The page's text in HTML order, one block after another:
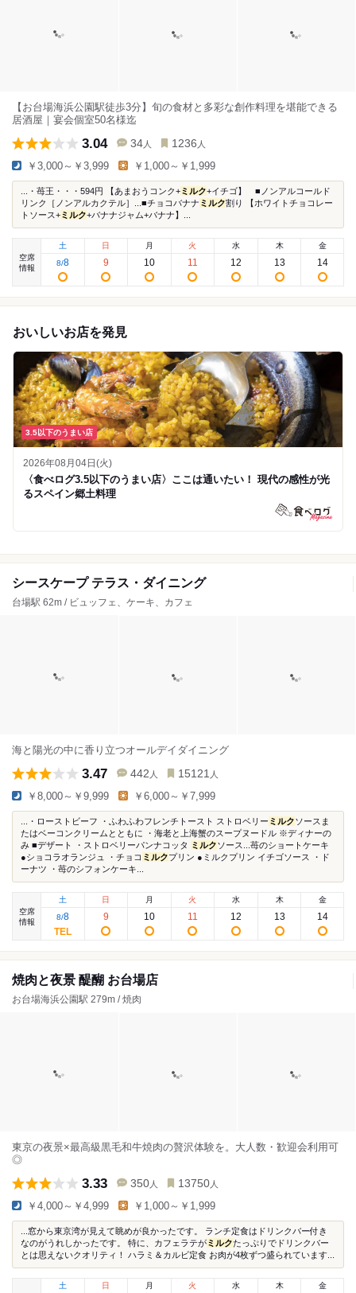
【お台場海浜公園駅徒歩3分】旬の食材と多彩な創作料理を堪能できる
居酒屋｜宴会個室50名様迄
3.04 34 人 1236 人
￥3,000～￥3,999 ￥1,000～￥1,999
...・苺王・・・594円 【あまおうコンク+ミルク+イチゴ】 ■ノンアルコールド
リンク［ノンアルカクテル］...■チョコバナナ ミルク割り 【ホワイトチョコレー
トソース+ミルク+バナナジャム+バナナ】...
空席
情報
土
8/8
日
9
月
10
火
11
水
12
木
13
金
14
おいしいお店を発見
3.5以下のうまい店
2026年08月04日(火)
〈食べログ3.5以下のうまい店〉ここは通いたい！ 現代の感性が光
るスペイン郷土料理
シースケープ テラス・ダイニング
台場駅 62m / ビュッフェ、ケーキ、カフェ
海と陽光の中に香り立つオールデイダイニング
3.47 442 人 15121 人
￥8,000～￥9,999 ￥6,000～￥7,999
...・ローストビーフ ・ふわふわフレンチトースト ストロベリー ミルクソースま
たはベーコンクリームとともに ・海老と上海蟹のスープヌードル ※ディナーの
み ■デザート ・ストロベリーパンナコッタ ミルクソース...苺のショートケーキ
●ショコラオランジュ ・チョコ ミルクプリン ●ミルクプリン イチゴソース ・ド
ーナツ ・苺のシフォンケーキ...
空席
情報
土
8/8
日
9
月
10
火
11
水
12
木
13
金
14
焼肉と夜景 醍醐 お台場店
お台場海浜公園駅 279m / 焼肉
東京の夜景×最高級黒毛和牛焼肉の贅沢体験を。大人数・歓迎会利用可
◎
3.33 350 人 13750 人
￥4,000～￥4,999 ￥1,000～￥1,999
...窓から東京湾が見えて眺めが良かったです。 ランチ定食はドリンクバー付き
なのがうれしかったです。 特に、カフェラテがミルクたっぷりでドリンクバー
とは思えないクオリティ！ ハラミ＆カルビ定食 お肉が4枚ずつ盛られています...
土 日 月 火 水 木 金